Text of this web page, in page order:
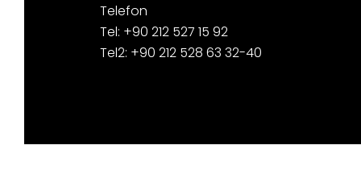
Telefon
Tel: +90 212 527 15 92
Tel2: +90 212 528 63 32-40